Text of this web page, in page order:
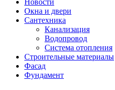
Новости
Окна и двери
Сантехника
Канализация
Водопровод
Система отопления
Строительные материалы
Фасад
Фундамент